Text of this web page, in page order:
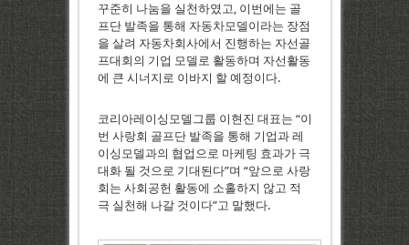
꾸준히 나눔을 실천하였고, 이번에는 골
프단 발족을 통해 자동차모델이라는 장점
을 살려 자동차회사에서 진행하는 자선골
프대회의 기업 모델로 활동하며 자선활동
에 큰 시너지로 이바지 할 예정이다.
코리아레이싱모델그룹 이현진 대표는 “이
번 사랑회 골프단 발족을 통해 기업과 레
이싱모델과의 협업으로 마케팅 효과가 극
대화 될 것으로 기대된다”며 “앞으로 사랑
회는 사회공헌 활동에 소홀하지 않고 적
극 실천해 나갈 것이다”고 말했다.